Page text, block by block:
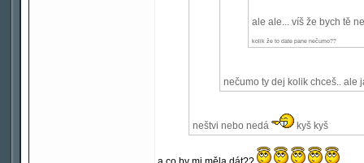
ale ale... víš že bych tě
kolik že to date pane nečumo??
nečumo ty dej kolik chceš.. ale
neštvi nebo nedá kyš kyš